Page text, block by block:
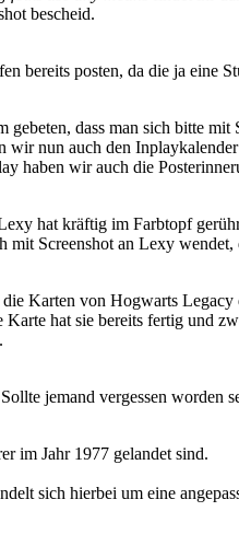
bescheid.
bereits posten, da die ja eine
dass man sich bitte
nun auch den
haben wir auch die
hat kräftig im Farbtopf
Screenshot an Lexy
Karten von Hogwarts
hat sie bereits fertig und
jemand vergessen worden
im Jahr 1977 gelandet sind.
sich hierbei um eine